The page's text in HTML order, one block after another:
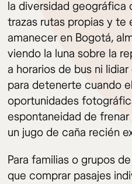
la diversidad geográfica
trazas rutas propias y te
amanecer en Bogotá,
viendo la luna sobre la
a horarios de bus ni
para detenerte cuando
oportunidades
espontaneidad de
un jugo de caña recién
Para familias o grupos
que comprar pasajes